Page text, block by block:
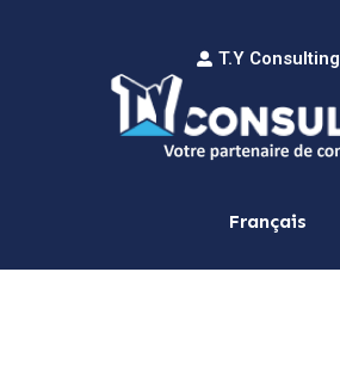
T.Y Consulting
Français